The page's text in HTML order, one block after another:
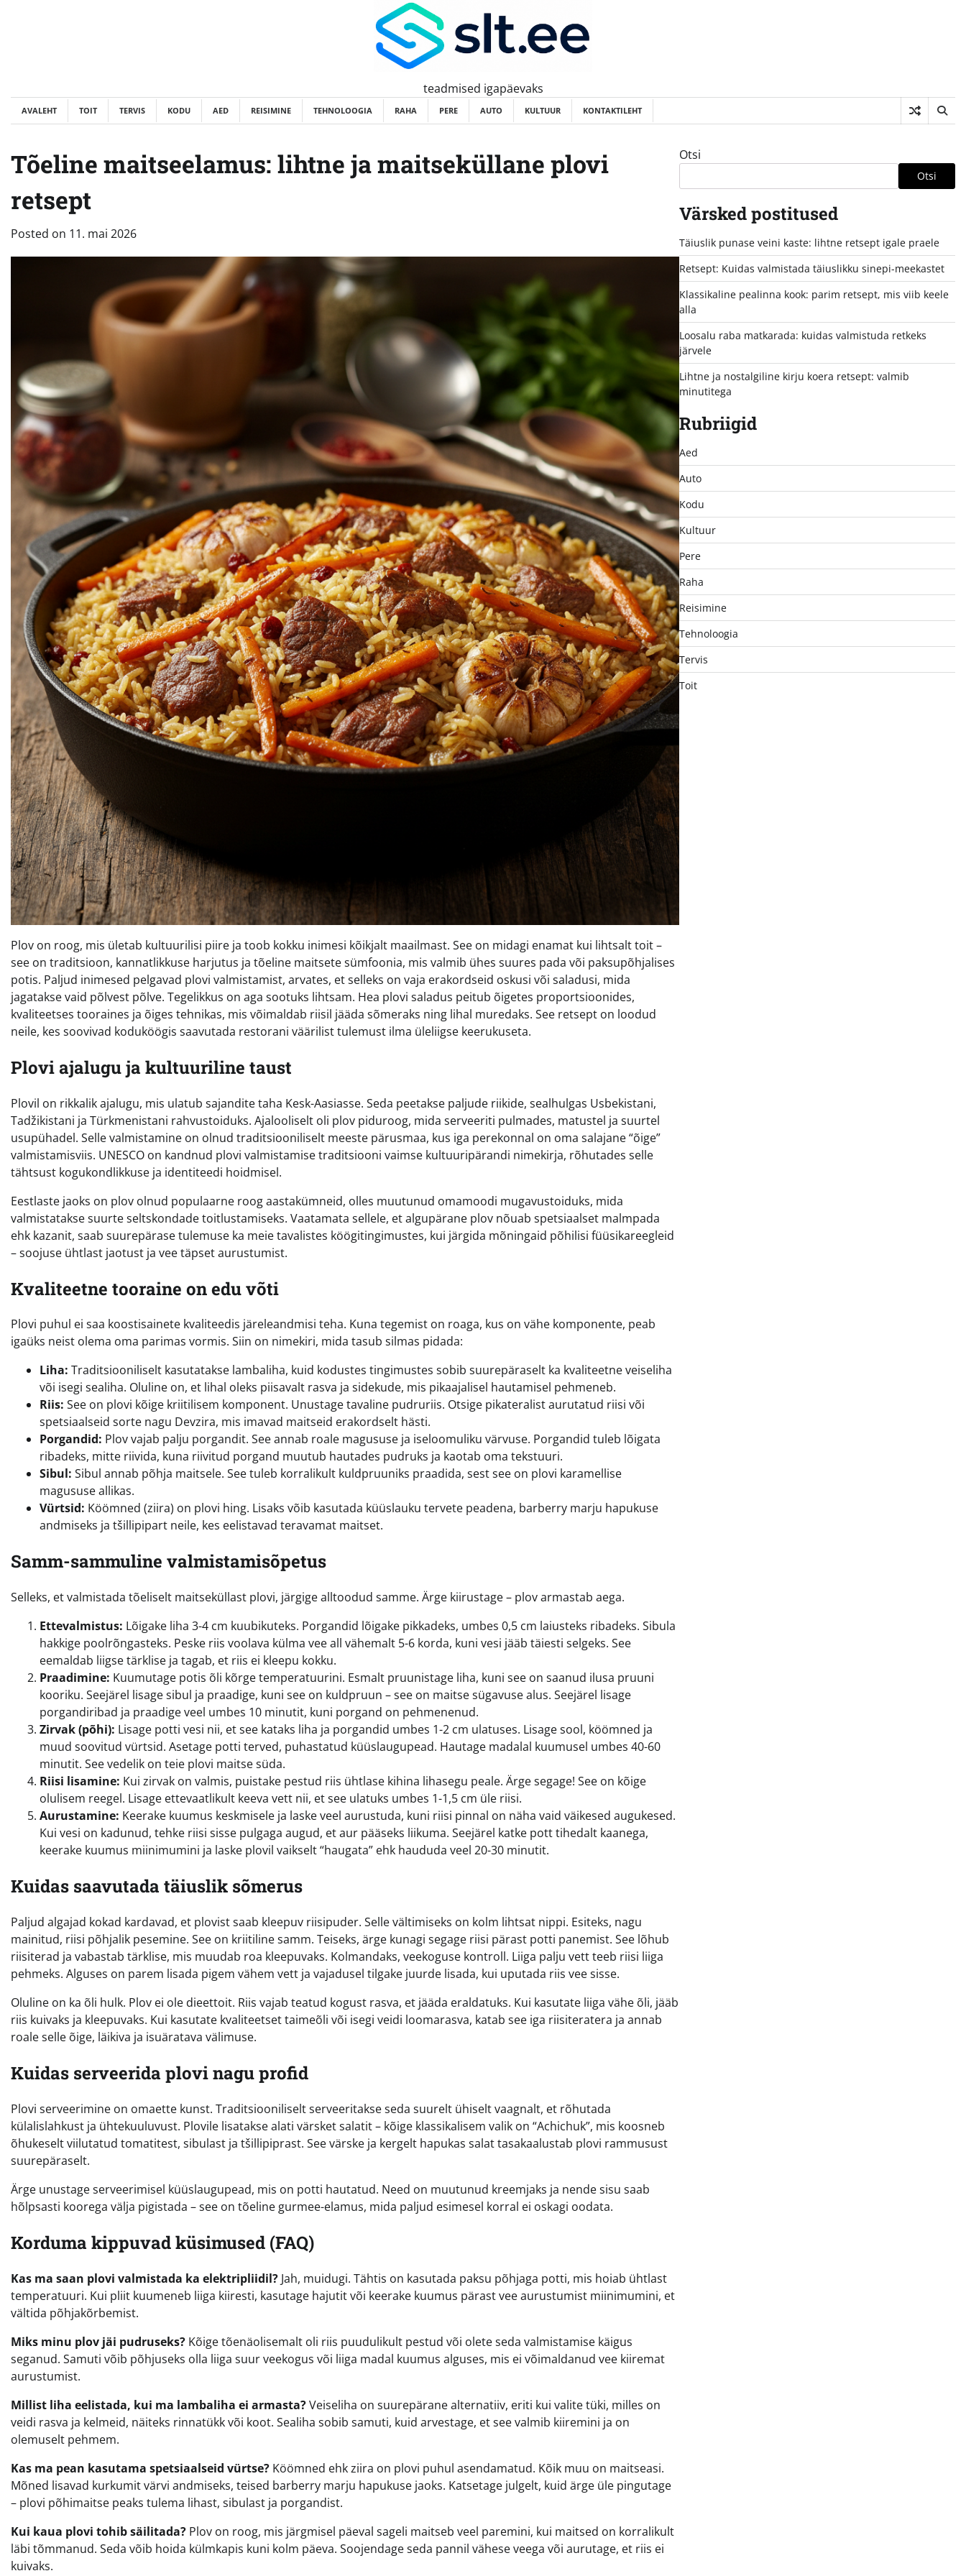
teadmised igapäevaks
AVALEHT TOIT TERVIS KODU AED REISIMINE TEHNOLOOGIA RAHA PERE AUTO KULTUUR KONTAKTILEHT
Tõeline maitseelamus: lihtne ja maitseküllane plovi
retsept
Posted on 11. mai 2026
Plov on roog, mis ületab kultuurilisi piire ja toob kokku inimesi kõikjalt maailmast. See on midagi enamat kui lihtsalt toit –
see on traditsioon, kannatlikkuse harjutus ja tõeline maitsete sümfoonia, mis valmib ühes suures pada või paksupõhjalises
potis. Paljud inimesed pelgavad plovi valmistamist, arvates, et selleks on vaja erakordseid oskusi või saladusi, mida
jagatakse vaid põlvest põlve. Tegelikkus on aga sootuks lihtsam. Hea plovi saladus peitub õigetes proportsioonides,
kvaliteetses tooraines ja õiges tehnikas, mis võimaldab riisil jääda sõmeraks ning lihal muredaks. See retsept on loodud
neile, kes soovivad koduköögis saavutada restorani väärilist tulemust ilma üleliigse keerukuseta.
Plovi ajalugu ja kultuuriline taust
Plovil on rikkalik ajalugu, mis ulatub sajandite taha Kesk-Aasiasse. Seda peetakse paljude riikide, sealhulgas Usbekistani,
Tadžikistani ja Türkmenistani rahvustoiduks. Ajalooliselt oli plov piduroog, mida serveeriti pulmades, matustel ja suurtel
usupühadel. Selle valmistamine on olnud traditsiooniliselt meeste pärusmaa, kus iga perekonnal on oma salajane “õige”
valmistamisviis. UNESCO on kandnud plovi valmistamise traditsiooni vaimse kultuuripärandi nimekirja, rõhutades selle
tähtsust kogukondlikkuse ja identiteedi hoidmisel.
Eestlaste jaoks on plov olnud populaarne roog aastakümneid, olles muutunud omamoodi mugavustoiduks, mida
valmistatakse suurte seltskondade toitlustamiseks. Vaatamata sellele, et algupärane plov nõuab spetsiaalset malmpada
ehk kazanit, saab suurepärase tulemuse ka meie tavalistes köögitingimustes, kui järgida mõningaid põhilisi füüsikareegleid
– soojuse ühtlast jaotust ja vee täpset aurustumist.
Kvaliteetne tooraine on edu võti
Plovi puhul ei saa koostisainete kvaliteedis järeleandmisi teha. Kuna tegemist on roaga, kus on vähe komponente, peab
igaüks neist olema oma parimas vormis. Siin on nimekiri, mida tasub silmas pidada:
Liha: Traditsiooniliselt kasutatakse lambaliha, kuid kodustes tingimustes sobib suurepäraselt ka kvaliteetne veiseliha
või isegi sealiha. Oluline on, et lihal oleks piisavalt rasva ja sidekude, mis pikaajalisel hautamisel pehmeneb.
Riis: See on plovi kõige kriitilisem komponent. Unustage tavaline pudruriis. Otsige pikateralist aurutatud riisi või
spetsiaalseid sorte nagu Devzira, mis imavad maitseid erakordselt hästi.
Porgandid: Plov vajab palju porgandit. See annab roale magususe ja iseloomuliku värvuse. Porgandid tuleb lõigata
ribadeks, mitte riivida, kuna riivitud porgand muutub hautades pudruks ja kaotab oma tekstuuri.
Sibul: Sibul annab põhja maitsele. See tuleb korralikult kuldpruuniks praadida, sest see on plovi karamellise
magususe allikas.
Vürtsid: Köömned (ziira) on plovi hing. Lisaks võib kasutada küüslauku tervete peadena, barberry marju hapukuse
andmiseks ja tšillipipart neile, kes eelistavad teravamat maitset.
Samm-sammuline valmistamisõpetus
Selleks, et valmistada tõeliselt maitseküllast plovi, järgige alltoodud samme. Ärge kiirustage – plov armastab aega.
Ettevalmistus: Lõigake liha 3-4 cm kuubikuteks. Porgandid lõigake pikkadeks, umbes 0,5 cm laiusteks ribadeks. Sibula
hakkige poolrõngasteks. Peske riis voolava külma vee all vähemalt 5-6 korda, kuni vesi jääb täiesti selgeks. See
eemaldab liigse tärklise ja tagab, et riis ei kleepu kokku.
Praadimine: Kuumutage potis õli kõrge temperatuurini. Esmalt pruunistage liha, kuni see on saanud ilusa pruuni
kooriku. Seejärel lisage sibul ja praadige, kuni see on kuldpruun – see on maitse sügavuse alus. Seejärel lisage
porgandiribad ja praadige veel umbes 10 minutit, kuni porgand on pehmenenud.
Zirvak (põhi): Lisage potti vesi nii, et see kataks liha ja porgandid umbes 1-2 cm ulatuses. Lisage sool, köömned ja
muud soovitud vürtsid. Asetage potti terved, puhastatud küüslaugupead. Hautage madalal kuumusel umbes 40-60
minutit. See vedelik on teie plovi maitse süda.
Riisi lisamine: Kui zirvak on valmis, puistake pestud riis ühtlase kihina lihasegu peale. Ärge segage! See on kõige
olulisem reegel. Lisage ettevaatlikult keeva vett nii, et see ulatuks umbes 1-1,5 cm üle riisi.
Aurustamine: Keerake kuumus keskmisele ja laske veel aurustuda, kuni riisi pinnal on näha vaid väikesed augukesed.
Kui vesi on kadunud, tehke riisi sisse pulgaga augud, et aur pääseks liikuma. Seejärel katke pott tihedalt kaanega,
keerake kuumus miinimumini ja laske plovil vaikselt “haugata” ehk haududa veel 20-30 minutit.
Kuidas saavutada täiuslik sõmerus
Paljud algajad kokad kardavad, et plovist saab kleepuv riisipuder. Selle vältimiseks on kolm lihtsat nippi. Esiteks, nagu
mainitud, riisi põhjalik pesemine. See on kriitiline samm. Teiseks, ärge kunagi segage riisi pärast potti panemist. See lõhub
riisiterad ja vabastab tärklise, mis muudab roa kleepuvaks. Kolmandaks, veekoguse kontroll. Liiga palju vett teeb riisi liiga
pehmeks. Alguses on parem lisada pigem vähem vett ja vajadusel tilgake juurde lisada, kui uputada riis vee sisse.
Oluline on ka õli hulk. Plov ei ole dieettoit. Riis vajab teatud kogust rasva, et jääda eraldatuks. Kui kasutate liiga vähe õli, jääb
riis kuivaks ja kleepuvaks. Kui kasutate kvaliteetset taimeõli või isegi veidi loomarasva, katab see iga riisiteratera ja annab
roale selle õige, läikiva ja isuäratava välimuse.
Kuidas serveerida plovi nagu profid
Plovi serveerimine on omaette kunst. Traditsiooniliselt serveeritakse seda suurelt ühiselt vaagnalt, et rõhutada
külalislahkust ja ühtekuuluvust. Plovile lisatakse alati värsket salatit – kõige klassikalisem valik on “Achichuk”, mis koosneb
õhukeselt viilutatud tomatitest, sibulast ja tšillipiprast. See värske ja kergelt hapukas salat tasakaalustab plovi rammusust
suurepäraselt.
Ärge unustage serveerimisel küüslaugupead, mis on potti hautatud. Need on muutunud kreemjaks ja nende sisu saab
hõlpsasti koorega välja pigistada – see on tõeline gurmee-elamus, mida paljud esimesel korral ei oskagi oodata.
Korduma kippuvad küsimused (FAQ)
Kas ma saan plovi valmistada ka elektripliidil? Jah, muidugi. Tähtis on kasutada paksu põhjaga potti, mis hoiab ühtlast
temperatuuri. Kui pliit kuumeneb liiga kiiresti, kasutage hajutit või keerake kuumus pärast vee aurustumist miinimumini, et
vältida põhjakõrbemist.
Miks minu plov jäi pudruseks? Kõige tõenäolisemalt oli riis puudulikult pestud või olete seda valmistamise käigus
seganud. Samuti võib põhjuseks olla liiga suur veekogus või liiga madal kuumus alguses, mis ei võimaldanud vee kiiremat
aurustumist.
Millist liha eelistada, kui ma lambaliha ei armasta?Veiseliha on suurepärane alternatiiv, eriti kui valite tüki, milles on
veidi rasva ja kelmeid, näiteks rinnatükk või koot. Sealiha sobib samuti, kuid arvestage, et see valmib kiiremini ja on
olemuselt pehmem.
Kas ma pean kasutama spetsiaalseid vürtse? Köömned ehk ziira on plovi puhul asendamatud. Kõik muu on maitseasi.
Mõned lisavad kurkumit värvi andmiseks, teised barberry marju hapukuse jaoks. Katsetage julgelt, kuid ärge üle pingutage
– plovi põhimaitse peaks tulema lihast, sibulast ja porgandist.
Kui kaua plovi tohib säilitada? Plov on roog, mis järgmisel päeval sageli maitseb veel paremini, kui maitsed on korralikult
läbi tõmmanud. Seda võib hoida külmkapis kuni kolm päeva. Soojendage seda pannil vähese veega või aurutage, et riis ei
kuivaks.
Otsi
Otsi
Värsked postitused
Täiuslik punase veini kaste: lihtne retsept igale praele
Retsept: Kuidas valmistada täiuslikku sinepi-meekastet
Klassikaline pealinna kook: parim retsept, mis viib keele
alla
Loosalu raba matkarada: kuidas valmistuda retkeks
järvele
Lihtne ja nostalgiline kirju koera retsept: valmib
minutitega
Rubriigid
Aed
Auto
Kodu
Kultuur
Pere
Raha
Reisimine
Tehnoloogia
Tervis
Toit